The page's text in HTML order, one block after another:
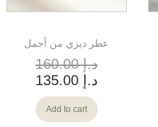
عطر ديزي من أجمل
د.إ160.00
د.إ 135.00
Add to cart